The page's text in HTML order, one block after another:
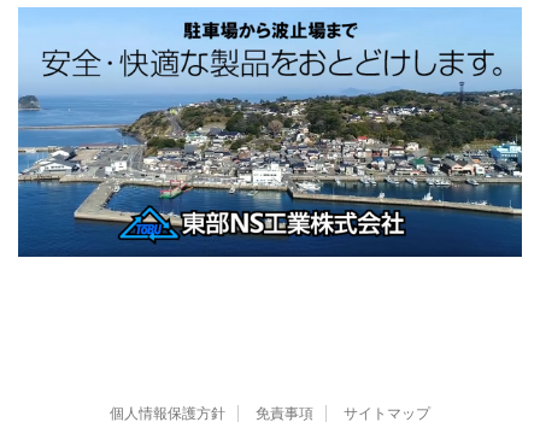
個人情報保護方針 免責事項 サイトマップ